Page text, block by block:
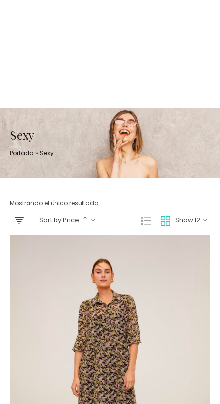
Sexy
Portada » Sexy
Mostrando el único resultado
Show 12
Sort by Price: